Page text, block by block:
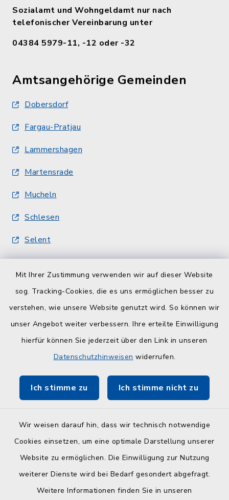
Mit Ihrer Zustimmung verwenden wir auf dieser Website
sog. Tracking-Cookies, die es uns ermöglichen besser zu
verstehen, wie unsere Website genutzt wird. So können wir
unser Angebot weiter verbessern. Ihre erteilte Einwilligung
hierfür können Sie jederzeit über den Link in unseren
Datenschutzhinweisen widerrufen.
Ich stimme zu Ich stimme nicht zu
Wir weisen darauf hin, dass wir technisch notwendige
Cookies einsetzen, um eine optimale Darstellung unserer
Website zu ermöglichen. Die Einwilligung zur Nutzung
weiterer Dienste wird bei Bedarf gesondert abgefragt.
Weitere Informationen finden Sie in unseren
Sozialamt und Wohngeldamt nur nach
telefonischer Vereinbarung unter
04384 5979-11, -12 oder -32
Amtsangehörige Gemeinden
Dobersdorf
Fargau-Pratjau
Lammershagen
Martensrade
Mucheln
Schlesen
Selent
Quicklinks
Serviceportal Schleswig-Holstein
ZuFiSH
Am Selent/Schlesen MapOne
Barrierefreiheit